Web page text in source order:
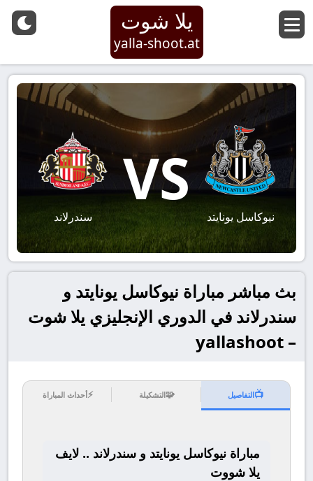
يلا شوت
yalla-shoot.at
نيوكاسل يونايتد
VS
سندرلاند
بث مباشر مباراة نيوكاسل يونايتد و
سندرلاند في الدوري الإنجليزي يلا شوت
– yallashoot
📺التفاصيل 🧩التشكيلة ⚡أحداث المباراة
مباراة نيوكاسل يونايتد و سندرلاند .. لايف
يلا شووت